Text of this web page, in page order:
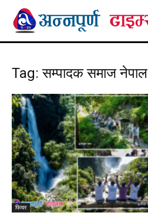
Tag: सम्पादक समाज नेपाल
फिचर